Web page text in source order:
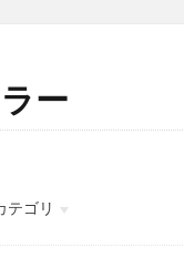
ー
テゴリ